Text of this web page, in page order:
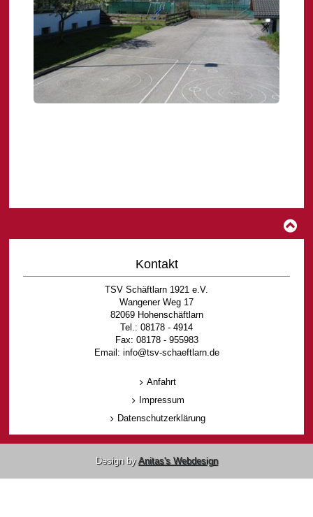
Kontakt
TSV Schäftlarn 1921 e.V.
Wangener Weg 17
82069 Hohenschäftlarn
Tel.: 08178 - 4914
Fax: 08178 - 955983
Email: info@tsv-schaeftlarn.de
Anfahrt
Impressum
Datenschutzerklärung
Design byAnitas's Webdesign